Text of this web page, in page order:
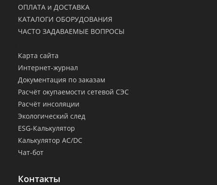
ОПЛАТА и ДОСТАВКА
КАТАЛОГИ ОБОРУДОВАНИЯ
ЧАСТО ЗАДАВАЕМЫЕ ВОПРОСЫ
Карта сайта
Интернет-журнал
Документация по заказам
Расчёт окупаемости сетевой СЭС
Расчёт инсоляции
Экологический след
ESG-Калькулятор
Калькулятор AC/DC
Чат-бот
Контакты